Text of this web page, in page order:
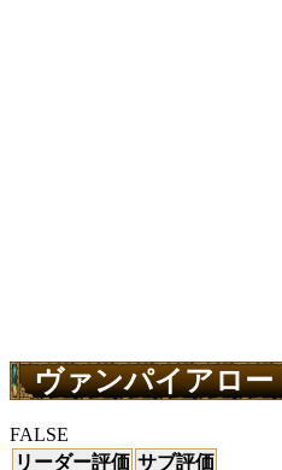
ヴァンパイアロ
FALSE
リーダー評価 サブ評価